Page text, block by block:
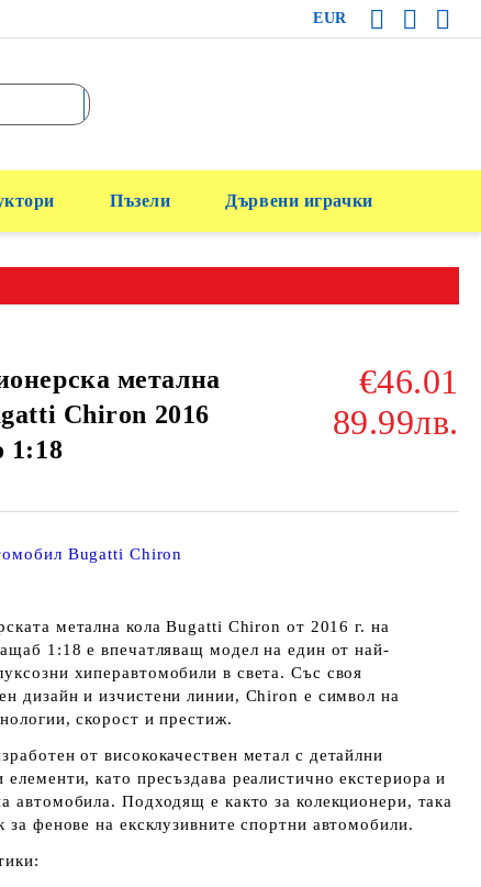
EUR
Пъзели Дървени играчки
метална
Chiron 2016
1:18
€46.01
89.99лв.
Bugatti Chiron
метална колаBugatti Chiron от 2016 г. на
1:18 е впечатляващ модел на един от най-
хиперавтомобили в света. Със своя
дизайн и изчистени линии, Chiron е символ на
скорост и престиж.
от висококачествен метал с детайлни
елементи, като пресъздава реалистично екстериора и
автомобила. Подходящ е както за колекционери, така
за фенове на ексклузивните спортни автомобили.